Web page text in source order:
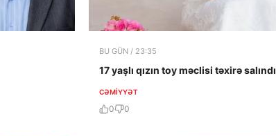
BU GÜN / 23:35
17 yaşlı qızın toy məclisi təxirə salındı
CƏMIYYƏT
0 0